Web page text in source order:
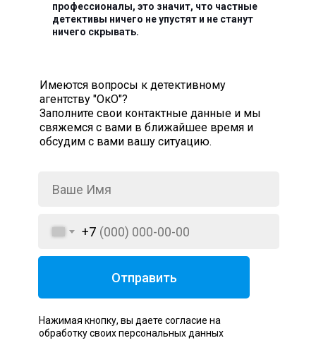
профессионалы, это значит, что частные
детективы ничего не упустят и не станут
ничего скрывать.
Имеются вопросы к детективному
агентству "ОкО"?
Заполните свои контактные данные и мы
свяжемся с вами в ближайшее время и
обсудим с вами вашу ситуацию.
+7
Отправить
Нажимая кнопку, вы даете согласие на
обработку своих персональных данных